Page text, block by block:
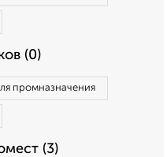
(0)
промназначения
(3)